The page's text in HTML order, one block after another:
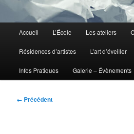
principal
Accueil L’École Les ateliers
Résidences d’artistes L’art d’éveiller
Infos Pratiques Galerie – Évènements
Navigation
← Précédent